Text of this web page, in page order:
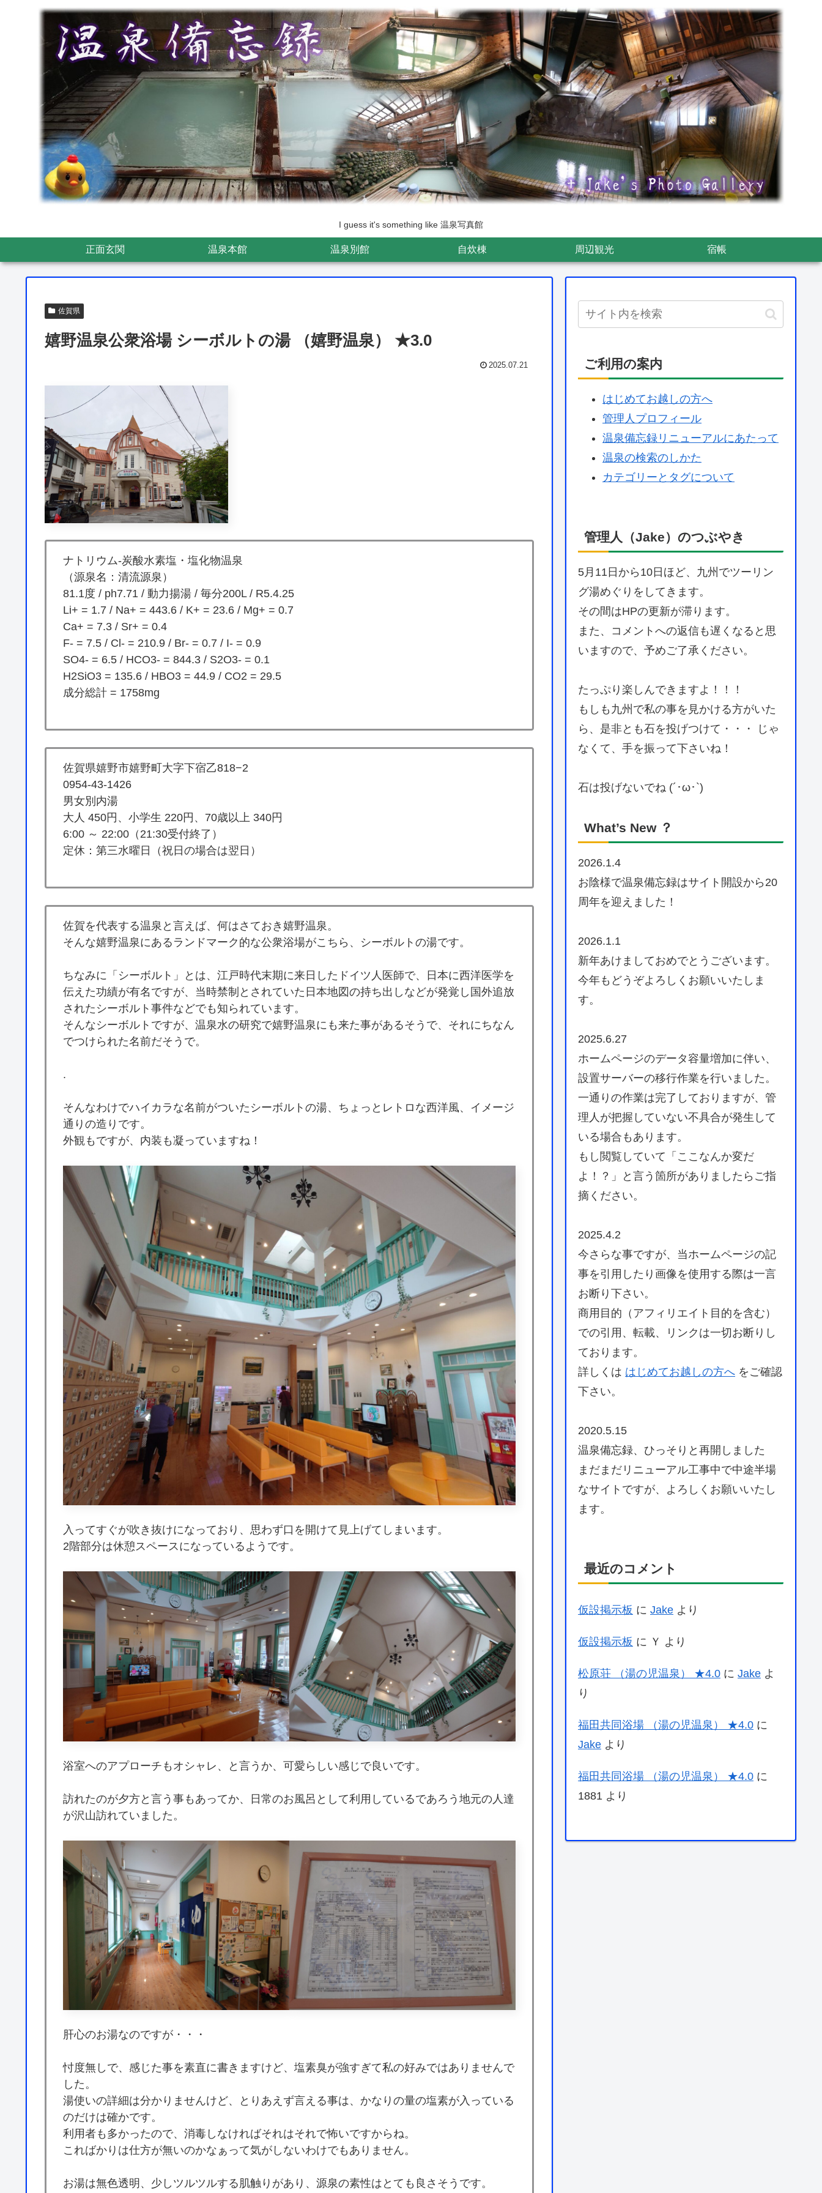
I guess it's something like 温泉写真館
正面玄関 温泉本館 温泉別館 自炊棟 周辺観光 宿帳
佐賀県
嬉野温泉公衆浴場 シーボルトの湯 （嬉野温泉） ★3.0
2025.07.21
ナトリウム-炭酸水素塩・塩化物温泉
（源泉名：清流源泉）
81.1度 / ph7.71 / 動力揚湯 / 毎分200L / R5.4.25
Li+ = 1.7 / Na+ = 443.6 / K+ = 23.6 / Mg+ = 0.7
Ca+ = 7.3 / Sr+ = 0.4
F- = 7.5 / Cl- = 210.9 / Br- = 0.7 / I- = 0.9
SO4- = 6.5 / HCO3- = 844.3 / S2O3- = 0.1
H2SiO3 = 135.6 / HBO3 = 44.9 / CO2 = 29.5
成分総計 = 1758mg
佐賀県嬉野市嬉野町大字下宿乙818−2
0954-43-1426
男女別内湯
大人 450円、小学生 220円、70歳以上 340円
6:00 ～ 22:00（21:30受付終了）
定休：第三水曜日（祝日の場合は翌日）
佐賀を代表する温泉と言えば、何はさておき嬉野温泉。
そんな嬉野温泉にあるランドマーク的な公衆浴場がこちら、シーボルトの湯です。
ちなみに「シーボルト」とは、江戸時代末期に来日したドイツ人医師で、日本に西洋医学を
伝えた功績が有名ですが、当時禁制とされていた日本地図の持ち出しなどが発覚し国外追放
されたシーボルト事件などでも知られています。
そんなシーボルトですが、温泉水の研究で嬉野温泉にも来た事があるそうで、それにちなん
でつけられた名前だそうで。
.
そんなわけでハイカラな名前がついたシーボルトの湯、ちょっとレトロな西洋風、イメージ
通りの造りです。
外観もですが、内装も凝っていますね！
入ってすぐが吹き抜けになっており、思わず口を開けて見上げてしまいます。
2階部分は休憩スペースになっているようです。
浴室へのアプローチもオシャレ、と言うか、可愛らしい感じで良いです。
訪れたのが夕方と言う事もあってか、日常のお風呂として利用しているであろう地元の人達
が沢山訪れていました。
肝心のお湯なのですが・・・
忖度無しで、感じた事を素直に書きますけど、塩素臭が強すぎて私の好みではありませんで
した。
湯使いの詳細は分かりませんけど、とりあえず言える事は、かなりの量の塩素が入っている
のだけは確かです。
利用者も多かったので、消毒しなければそれはそれで怖いですからね。
こればかりは仕方が無いのかなぁって気がしないわけでもありません。
お湯は無色透明、少しツルツルする肌触りがあり、源泉の素性はとても良さそうです。
ご利用の案内
はじめてお越しの方へ
管理人プロフィール
温泉備忘録リニューアルにあたって
温泉の検索のしかた
カテゴリーとタグについて
管理人（Jake）のつぶやき
5月11日から10日ほど、九州でツーリン
グ湯めぐりをしてきます。
その間はHPの更新が滞ります。
また、コメントへの返信も遅くなると思
いますので、予めご了承ください。
たっぷり楽しんできますよ！！！
もしも九州で私の事を見かける方がいた
ら、是非とも石を投げつけて・・・ じゃ
なくて、手を振って下さいね！
石は投げないでね (´･ω･`)
What’s New ？
2026.1.4
お陰様で温泉備忘録はサイト開設から20
周年を迎えました！
2026.1.1
新年あけましておめでとうございます。
今年もどうぞよろしくお願いいたしま
す。
2025.6.27
ホームページのデータ容量増加に伴い、
設置サーバーの移行作業を行いました。
一通りの作業は完了しておりますが、管
理人が把握していない不具合が発生して
いる場合もあります。
もし閲覧していて「ここなんか変だ
よ！？」と言う箇所がありましたらご指
摘ください。
2025.4.2
今さらな事ですが、当ホームページの記
事を引用したり画像を使用する際は一言
お断り下さい。
商用目的（アフィリエイト目的を含む）
での引用、転載、リンクは一切お断りし
ております。
詳しくは はじめてお越しの方へ をご確認
下さい。
2020.5.15
温泉備忘録、ひっそりと再開しました
まだまだリニューアル工事中で中途半場
なサイトですが、よろしくお願いいたし
ます。
最近のコメント
仮設掲示板 に Jake より
仮設掲示板 に Ｙ より
松原荘 （湯の児温泉） ★4.0 に Jake よ
り
福田共同浴場 （湯の児温泉） ★4.0 に
Jake より
福田共同浴場 （湯の児温泉） ★4.0 に
1881 より